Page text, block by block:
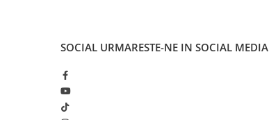
Rame adaptare 2DIN
Camera frontala
Accesorii auto
SOCIAL URMARESTE-NE IN SOCIAL MEDIA